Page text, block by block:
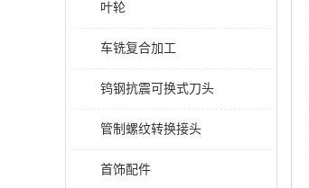
叶轮
车铣复合加工
钨钢抗震可换式刀头
管制螺纹转换接头
首饰配件